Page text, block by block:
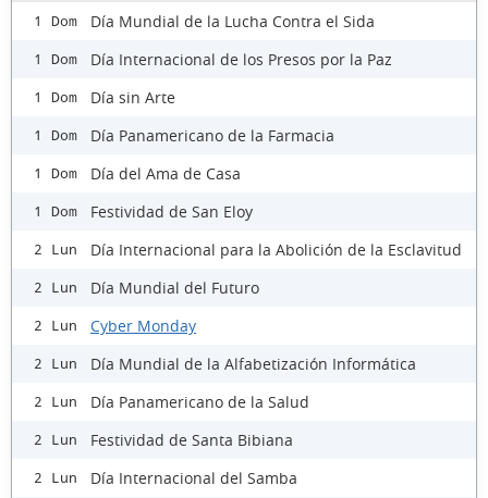
1 Dom Día Mundial de la Lucha Contra el Sida
1 Dom Día Internacional de los Presos por la Paz
1 Dom Día sin Arte
1 Dom Día Panamericano de la Farmacia
1 Dom Día del Ama de Casa
1 Dom Festividad de San Eloy
2 Lun Día Internacional para la Abolición de la Esclavitud
2 Lun Día Mundial del Futuro
2 Lun Cyber Monday
2 Lun Día Mundial de la Alfabetización Informática
2 Lun Día Panamericano de la Salud
2 Lun Festividad de Santa Bibiana
2 Lun Día Internacional del Samba